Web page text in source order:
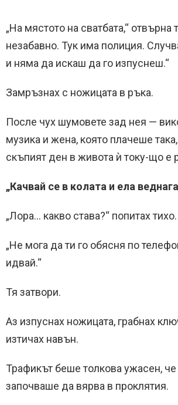
„На мястото на сватбата,“ отвърна
незабавно. Тук има полиция.
и няма да искаш да го изпуснеш.“
Замръзнах с ножицата в ръка.
После чух шумовете зад нея —
музика и жена, която плачеше
скъпият ден в живота ѝ току-що е
„Качвай се в колата и ела
„Лора… какво става?“ попитах тихо.
„Не мога да ти го обясня по
идвай.“
Тя затвори.
Аз изпуснах ножицата, грабнах
изтичах навън.
Трафикът беше толкова ужасен,
започваше да вярва в проклятия.